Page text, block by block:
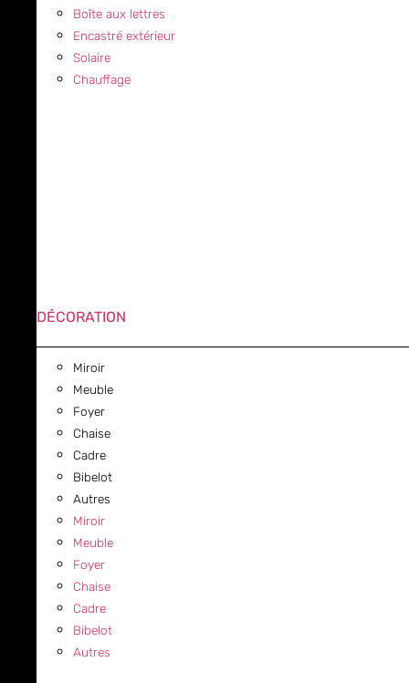
Boîte aux lettres
Encastré extérieur
Solaire
Chauffage
DÉCORATION
Miroir
Meuble
Foyer
Chaise
Cadre
Bibelot
Autres
Miroir
Meuble
Foyer
Chaise
Cadre
Bibelot
Autres